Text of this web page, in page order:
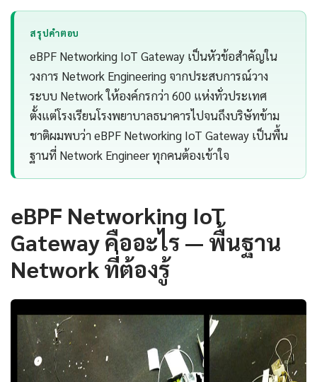
สรุปคำตอบ
eBPF Networking IoT Gateway เป็นหัวข้อสำคัญใน
วงการ Network Engineering จากประสบการณ์วาง
ระบบ Network ให้องค์กรกว่า 600 แห่งทั่วประเทศ
ตั้งแต่โรงเรียนโรงพยาบาลธนาคารไปจนถึงบริษัทข้าม
ชาติผมพบว่า eBPF Networking IoT Gateway เป็นพื้น
ฐานที่ Network Engineer ทุกคนต้องเข้าใจ
eBPF Networking IoT
Gateway คืออะไร — พื้นฐาน
Network ที่ต้องรู้